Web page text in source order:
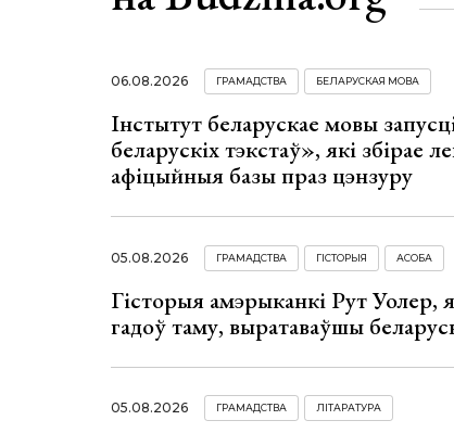
06.08.2026 ГРАМАДСТВА БЕЛАРУСКАЯ МОВА
Інстытут беларускае мовы
беларускіх тэкстаў», які збірае
афіцыйныя базы праз цэнзуру
05.08.2026 ГРАМАДСТВА ГІСТОРЫЯ АСОБА
Гісторыя амэрыканкі Рут
гадоў таму, выратаваўшы
05.08.2026 ГРАМАДСТВА ЛІТАРАТУРА